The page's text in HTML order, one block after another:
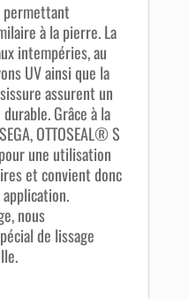
à la pierre. La
intempéries, au
UV ainsi que la
assurent un
Grâce à la
OTTOSEAL® S
une utilisation
et convient donc
nous
de lissage